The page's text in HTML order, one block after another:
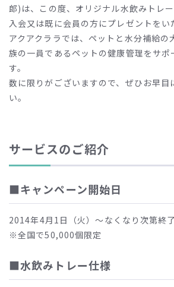
郎)は、この度、オリジナル水飲みトレ
入会又は既に会員の方にプレゼントをい
アクアクララでは、ペットと水分補給の
族の一員であるペットの健康管理をサポ
す。
数に限りがございますので、ぜひお早目
い。
サービスのご紹介
■キャンペーン開始日
2014年4月1日（火）～なくなり次第終了
※全国で50,000個限定
■水飲みトレー仕様